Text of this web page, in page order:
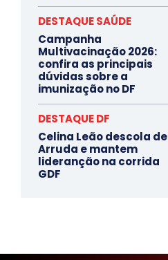
DESTAQUE SAÚDE
Campanha
Multivacinação 2026:
confira as principais
dúvidas sobre a
imunização no DF
DESTAQUE DF
Celina Leão descola de
Arruda e mantem
lideranção na corrida
GDF